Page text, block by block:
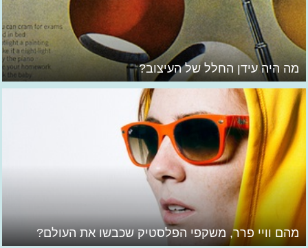
מה היה עידן החלל של העיצוב?
מהם וויי פרר, משקפי הפלסטיק שכבשו את העולם?